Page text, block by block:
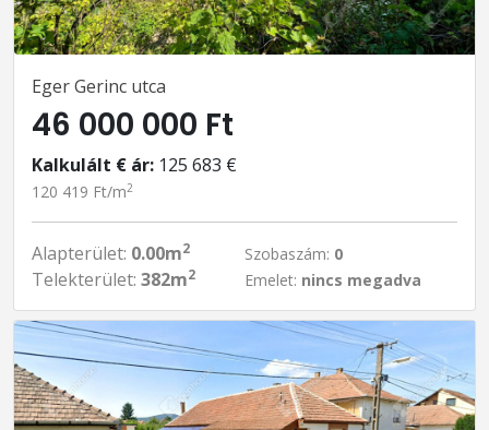
Eger Gerinc utca
46 000 000 Ft
Kalkulált € ár: 125 683 €
120 419 Ft/m2
Alapterület: 0.00m2
Telekterület: 382m2
Szobaszám: 0
Emelet: nincs megadva